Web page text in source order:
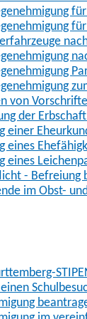
von
der
einer
eines
eines
- Befreiung
im Obst-